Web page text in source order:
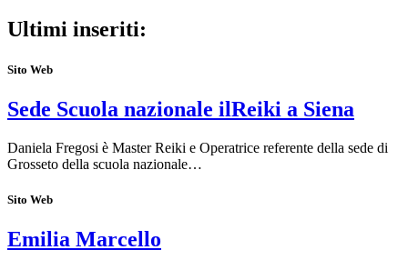
Ultimi inseriti:
Sito Web
Sede Scuola nazionale ilReiki a Siena
Daniela Fregosi è Master Reiki e Operatrice referente della sede di
Grosseto della scuola nazionale…
Sito Web
Emilia Marcello